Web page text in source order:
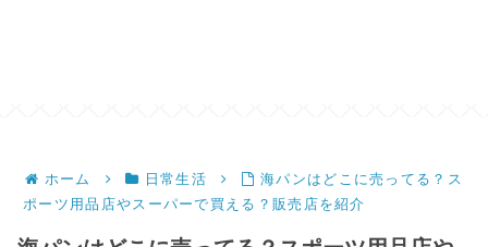
ホーム 日常生活
海パンはどこに売ってる？ス
ポーツ用品店やスーパーで買える？販売店を紹介